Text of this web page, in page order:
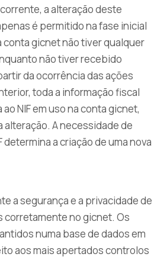
a alteração deste
é permitido na fase inicial
gicnet não tiver qualquer
não tiver recebido
da ocorrência das ações
toda a informação fiscal
NIF em uso na conta gicnet,
alteração. A necessidade de
determina a criação de uma nova
a segurança e a privacidade de
corretamente no gicnet. Os
numa base de dados em
aos mais apertados controlos